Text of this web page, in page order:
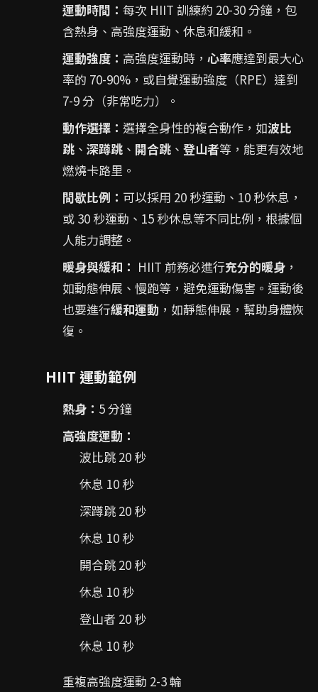
運動時間： 每次 HIIT 訓練約 20-30 分鐘，包
含熱身、高強度運動、休息和緩和。
運動強度： 高強度運動時， 心率應達到最大心
率的 70-90%，或自覺運動強度（RPE）達到
7-9 分（非常吃力）。
動作選擇： 選擇全身性的複合動作，如波比
跳 、 深蹲跳 、 開合跳 、 登山者等，能更有效地
燃燒卡路里。
間歇比例： 可以採用 20 秒運動、10 秒休息，
或 30 秒運動、15 秒休息等不同比例，根據個
人能力調整。
暖身與緩和： HIIT 前務必進行充分的暖身 ，
如動態伸展、慢跑等，避免運動傷害。運動後
也要進行緩和運動 ，如靜態伸展，幫助身體恢
復。
HIIT 運動範例
熱身： 5 分鐘
高強度運動：
波比跳 20 秒
休息 10 秒
深蹲跳 20 秒
休息 10 秒
開合跳 20 秒
休息 10 秒
登山者 20 秒
休息 10 秒
重複高強度運動 2-3 輪